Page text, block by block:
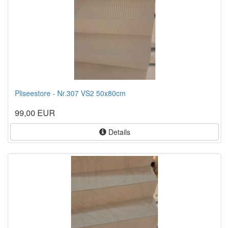
Pliseestore - Nr.307 VS2 50x80cm
99,00 EUR
Details